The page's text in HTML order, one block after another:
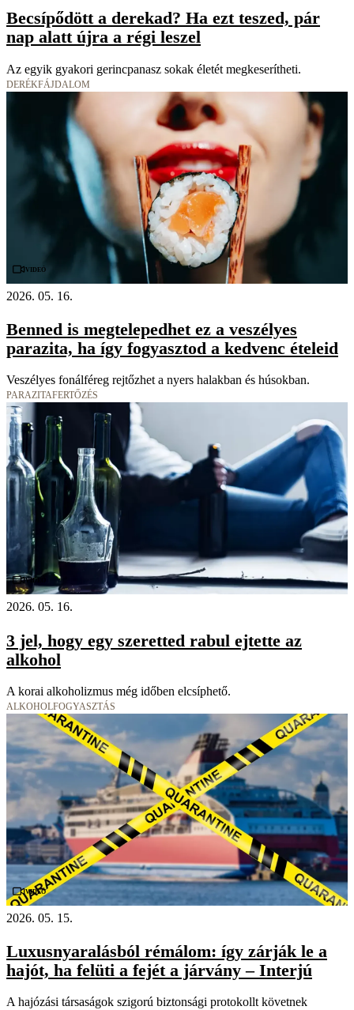
Becsípődött a derekad? Ha ezt teszed, pár
nap alatt újra a régi leszel
Az egyik gyakori gerincpanasz sokak életét megkeserítheti.
DERÉKFÁJDALOM
Videó
2026. 05. 16.
Benned is megtelepedhet ez a veszélyes
parazita, ha így fogyasztod a kedvenc ételeid
Veszélyes fonálféreg rejtőzhet a nyers halakban és húsokban.
PARAZITAFERTŐZÉS
Videó
2026. 05. 16.
3 jel, hogy egy szeretted rabul ejtette az
alkohol
A korai alkoholizmus még időben elcsíphető.
ALKOHOLFOGYASZTÁS
Videó
2026. 05. 15.
Luxusnyaralásból rémálom: így zárják le a
hajót, ha felüti a fejét a járvány – Interjú
A hajózási társaságok szigorú biztonsági protokollt követnek